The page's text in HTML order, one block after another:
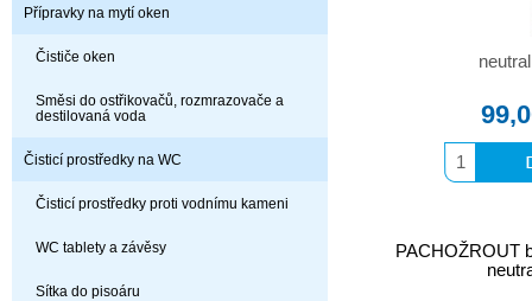
Přípravky na mytí oken
Čističe oken
Směsi do ostřikovačů, rozmrazovače a
destilovaná voda
Čisticí prostředky na WC
Čisticí prostředky proti vodnímu kameni
WC tablety a závěsy
Sítka do pisoáru
PACHOŽROUT